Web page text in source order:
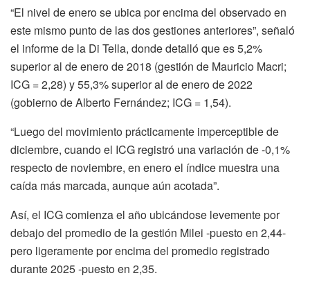
“El nivel de enero se ubica por encima del observado en
este mismo punto de las dos gestiones anteriores”, señaló
el informe de la Di Tella, donde detalló que es 5,2%
superior al de enero de 2018 (gestión de Mauricio Macri;
ICG = 2,28) y 55,3% superior al de enero de 2022
(gobierno de Alberto Fernández; ICG = 1,54).
“Luego del movimiento prácticamente imperceptible de
diciembre, cuando el ICG registró una variación de -0,1%
respecto de noviembre, en enero el índice muestra una
caída más marcada, aunque aún acotada”.
Así, el ICG comienza el año ubicándose levemente por
debajo del promedio de la gestión Milei -puesto en 2,44-
pero ligeramente por encima del promedio registrado
durante 2025 -puesto en 2,35.